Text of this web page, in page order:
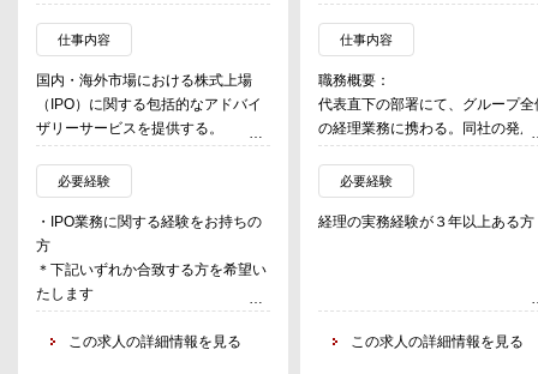
仕事内容
国内・海外市場における株式上場
（IPO）に関する包括的なアドバイ
ザリーサービスを提供する。
・株式上場（IPO）に向けた課題把
握（予備調査）・アクションプラン
作成支援・事業計画策定支援
・コーポレートガバナンス構築、経
理事務整備、社内管理規定整備、業
務プロセス整備、会計処理変更、財
務報告に係る内部統制報告制度対
ム構築、上場申請書類作成などにお
必要経験
・IPO業務に関する経験をお持ちの
方
＊下記いずれか合致する方を希望い
たします
・IPO準備会社、証券会社などで
IPO業務の経験2年以上ある方
この求人の詳細情報を見る
仕事内容
職務概要：
代表直下の部署にて、グループ全
の経理業務に携わる。同社の発展
経営に近いポジションからサポー
する。
職務詳細：
・一部、総務（電話・来客対応、
必要経験
経理の実務経験が３年以上ある方
この求人の詳細情報を見る